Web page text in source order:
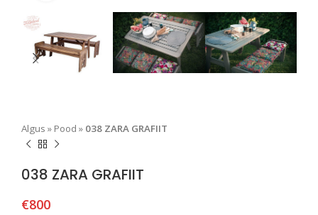
Algus » Pood » 038 ZARA GRAFIIT
038 ZARA GRAFIIT
€800